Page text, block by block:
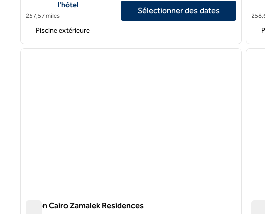
l'hôtel
257,57 miles
Sélectionner des dates
Piscine extérieure
1 sur 12
image
Hilton Cairo Zamalek Residences
1 sur